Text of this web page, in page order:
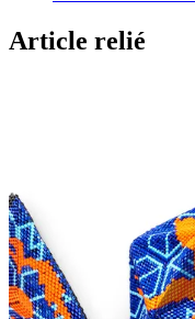
Article relié